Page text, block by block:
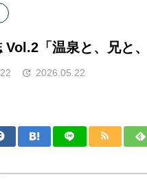
Vol.2「温泉と、兄と、
2026.05.22